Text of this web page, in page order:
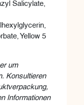
Salicylate,
,
Yellow 5
um
Konsultieren
Informationen